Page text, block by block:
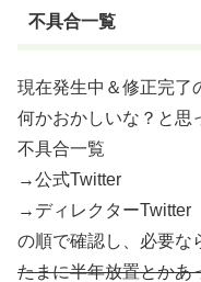
不具合一覧
現在発生中＆修正完了
何かおかしいな？と思
不具合一覧
→公式Twitter
→ディレクターTwitter
の順で確認し、必要な
たまに半年放置とかあ